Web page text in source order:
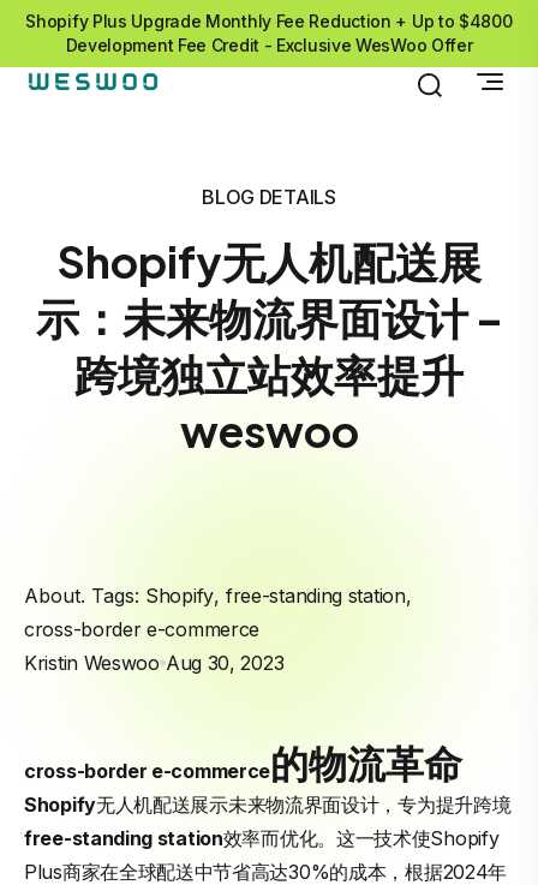
Shopify Plus Upgrade Monthly Fee Reduction + Up to $4800
Development Fee Credit - Exclusive WesWoo Offer
BLOG DETAILS
Shopify无人机配送展
示：未来物流界面设计 –
跨境独立站效率提升
weswoo
About. Tags: Shopify, free-standing station,
cross-border e-commerce
Kristin Weswoo Aug 30, 2023
cross-border e-commerce的物流革命
Shopify无人机配送展示未来物流界面设计，专为提升跨境
free-standing station效率而优化。这一技术使Shopify
Plus商家在全球配送中节省高达30%的成本，根据2024年